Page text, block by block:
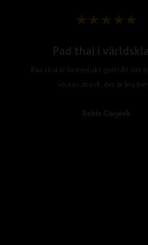
Pad thai i
Pad thai är fantastiskt gott! Åt det
vecka i streck, det är bra
Robin Görjevik